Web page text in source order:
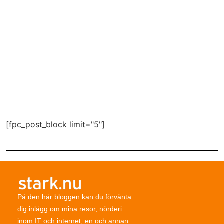
[fpc_post_block limit="5"]
På den här bloggen kan du förvänta
dig inlägg om mina resor, nörderi
inom IT och internet, en och annan